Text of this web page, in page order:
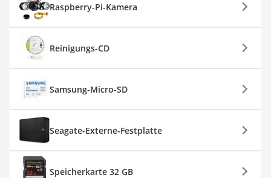
Raspberry-Pi-Kamera
Reinigungs-CD
Samsung-Micro-SD
Seagate-Externe-Festplatte
Speicherkarte 32 GB